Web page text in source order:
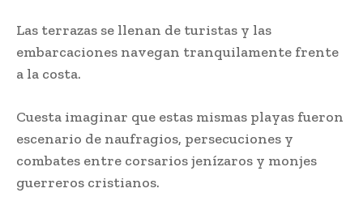
Las terrazas se llenan de turistas y las
embarcaciones navegan tranquilamente frente
a la costa.
Cuesta imaginar que estas mismas playas fueron
escenario de naufragios, persecuciones y
combates entre corsarios jenízaros y monjes
guerreros cristianos.